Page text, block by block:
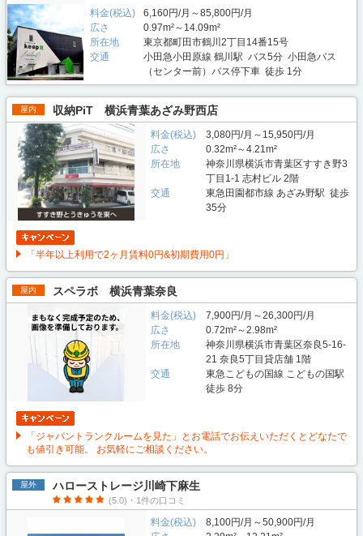
料金(税込)
6,160円/月～85,800円/月
広さ
0.97m²～14.09m²
所在地
東京都町田市鶴川2丁目14番15号
交通
小田急小田原線 鶴川駅 バス5分 小田急バス
（センター前）バス停下車 徒歩 1分
屋内 収納PiT 横浜青葉あざみ野西店
料金(税込)
3,080円/月～15,950円/月
広さ
0.32m²～4.21m²
所在地
神奈川県横浜市青葉区すすき野3
丁目1-1 志村ビル 2階
交通
東急田園都市線 あざみ野駅 徒歩
35分
「半年以上利用で2ヶ月賃料0円&初期費用0円」
屋内 スペラボ 横浜青葉奈良
料金(税込)
7,900円/月～26,300円/月
広さ
0.72m²～2.98m²
所在地
神奈川県横浜市青葉区奈良5-16-
21 奈良5丁目貸店舗 1階
交通
東急こどもの国線 こどもの国駅
徒歩 8分
「ジャパントランクルームを見た」とお電話でお伝えいただくとどなたで
も値引き可能。 お気軽にご相談ください。
屋外 ハローストレージ川崎下麻生
(5.0)・1件の口コミ
料金(税込)
8,100円/月～50,900円/月